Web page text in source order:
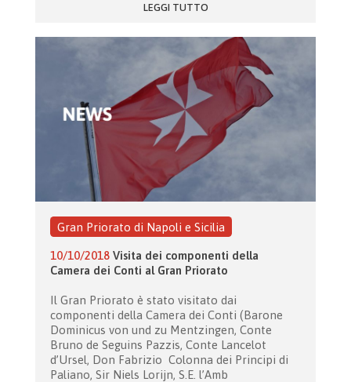
LEGGI TUTTO
Gran Priorato di Napoli e Sicilia
10/10/2018 Visita dei componenti della
Camera dei Conti al Gran Priorato
Il Gran Priorato è stato visitato dai
componenti della Camera dei Conti (Barone
Dominicus von und zu Mentzingen, Conte
Bruno de Seguins Pazzis, Conte Lancelot
d’Ursel, Don Fabrizio Colonna dei Principi di
Paliano, Sir Niels Lorijn, S.E. l’Amb